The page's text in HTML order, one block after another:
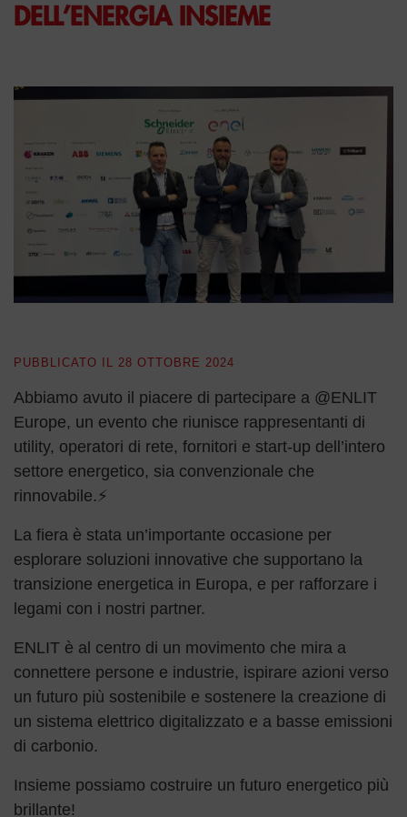
DELL’ENERGIA INSIEME
PUBBLICATO IL 28 OTTOBRE 2024
Abbiamo avuto il piacere di partecipare a @ENLIT
Europe, un evento che riunisce rappresentanti di
utility, operatori di rete, fornitori e start-up dell’intero
settore energetico, sia convenzionale che
rinnovabile.⚡
La fiera è stata un’importante occasione per
esplorare soluzioni innovative che supportano la
transizione energetica in Europa, e per rafforzare i
legami con i nostri partner.
ENLIT è al centro di un movimento che mira a
connettere persone e industrie, ispirare azioni verso
un futuro più sostenibile e sostenere la creazione di
un sistema elettrico digitalizzato e a basse emissioni
di carbonio.
Insieme possiamo costruire un futuro energetico più
brillante!